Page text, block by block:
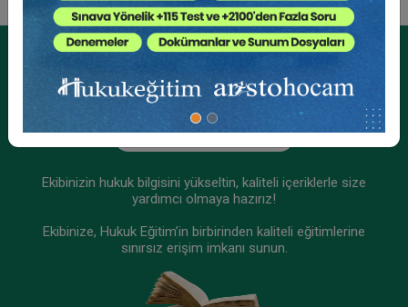
Tüketici Hukuku Enstitüsü
Borçların İfası ve İfa Edilmemesi - III. Borçlar
Hukuku Kongresi - IX. Oturum Video Kaydı
Kurumsal Üyelikler İçin
Kurumsal Teklif Alın
Ekibinizin hukuk bilgisini yükseltin, kaliteli içeriklerle size
yardımcı olmaya hazırız!
Ekibinize, Hukuk Eğitim’in birbirinden kaliteli eğitimlerine
sınırsız erişim imkanı sunun.